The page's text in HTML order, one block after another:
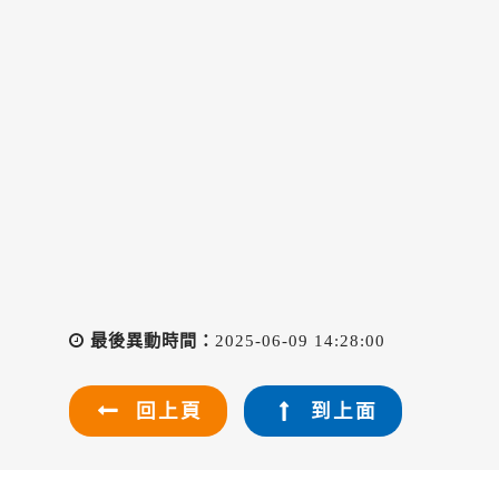
最後異動時間： 2025-06-09 14:28:00
回上頁 到上面